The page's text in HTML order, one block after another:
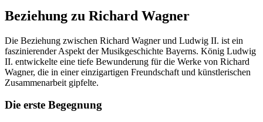
Beziehung zu Richard Wagner
Die Beziehung zwischen Richard Wagner und Ludwig II. ist ein
faszinierender Aspekt der Musikgeschichte Bayerns. König Ludwig
II. entwickelte eine tiefe Bewunderung für die Werke von Richard
Wagner, die in einer einzigartigen Freundschaft und künstlerischen
Zusammenarbeit gipfelte.
Die erste Begegnung